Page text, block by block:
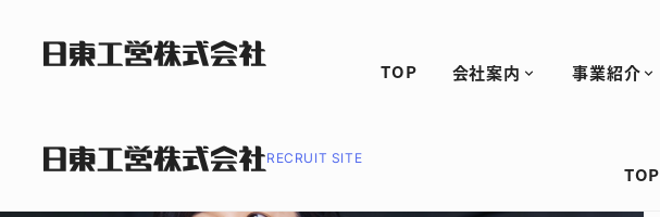
TOP 会社案内 事業紹介
RECRUIT SITE
TOP